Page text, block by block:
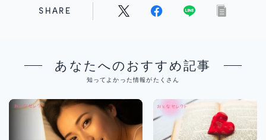
SHARE
あなたへのおすすめ記事
知ってよかった情報がたくさん